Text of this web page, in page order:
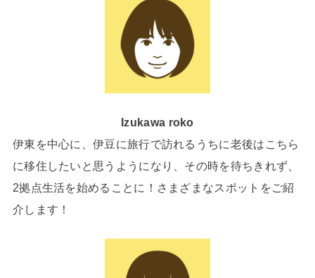
Izukawa roko
伊東を中心に、伊豆に旅行で訪れるうちに老後はこちら
に移住したいと思うようになり、その時を待ちきれず、
2拠点生活を始めることに！さまざまなスポットをご紹
介します！